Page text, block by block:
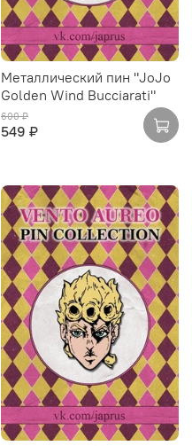
Металлический пин "JoJo
Golden Wind Bucciarati"
600 ₽
549 ₽